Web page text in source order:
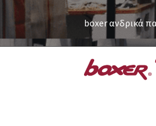
boxer ανδρικά